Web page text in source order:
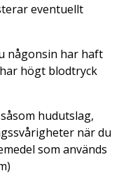
eventuellt
någonsin har haft
högt blodtryck
hudutslag,
när du
som används